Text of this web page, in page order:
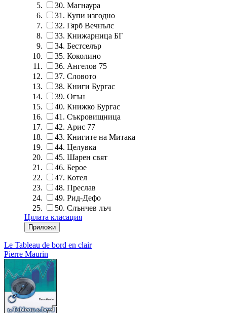
30. Магнаура
31. Купи изгодно
32. Гярб Вечнълс
33. Книжарница БГ
34. Бестселър
35. Коколино
36. Ангелов 75
37. Словото
38. Книги Бургас
39. Огън
40. Книжко Бургас
41. Съкровищница
42. Арис 77
43. Книгите на Митака
44. Целувка
45. Шарен свят
46. Берое
47. Котел
48. Преслав
49. Рид-Дефо
50. Слънчев лъч
Цялата класация
Le Tableau de bord en clair
Pierre Maurin